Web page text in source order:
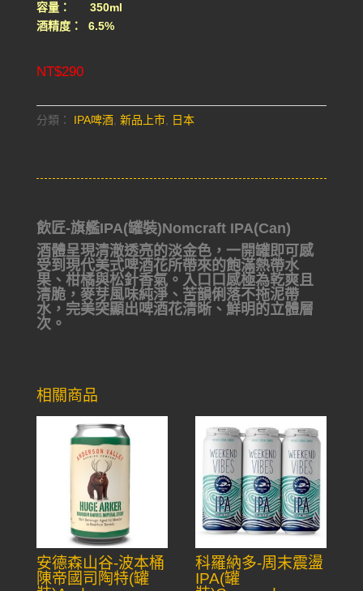
容量： 350ml
酒精度： 6.5%
NT$290
分類： IPA啤酒, 新品上市, 日本
飲匠-旗艦IPA(罐裝)Nomcraft IPA(Can)
酒體呈現清澈透亮的淡金色，一開罐即可感
受到現代美式啤酒花所帶來的飽滿熱帶水
果、柑橘與松針香氣。入口口感極為乾爽且
清脆，麥芽風味純淨、苦韻俐落不拖泥帶
水，完美突顯出啤酒花清晰、鮮明的立體層
次。
相關商品
安德森山谷-波本桶
陳帝國司陶特(罐
科羅納多-周末震盪
IPA(罐